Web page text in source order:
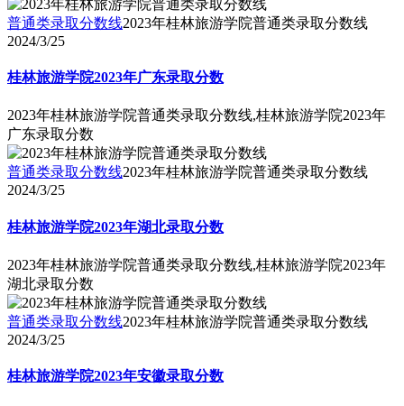
普通类录取分数线2023年桂林旅游学院普通类录取分数线
2024/3/25
桂林旅游学院2023年广东录取分数
2023年桂林旅游学院普通类录取分数线,桂林旅游学院2023年
广东录取分数
普通类录取分数线2023年桂林旅游学院普通类录取分数线
2024/3/25
桂林旅游学院2023年湖北录取分数
2023年桂林旅游学院普通类录取分数线,桂林旅游学院2023年
湖北录取分数
普通类录取分数线2023年桂林旅游学院普通类录取分数线
2024/3/25
桂林旅游学院2023年安徽录取分数